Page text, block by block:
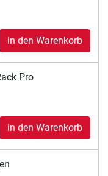
in den Warenkorb
Pro
in den Warenkorb